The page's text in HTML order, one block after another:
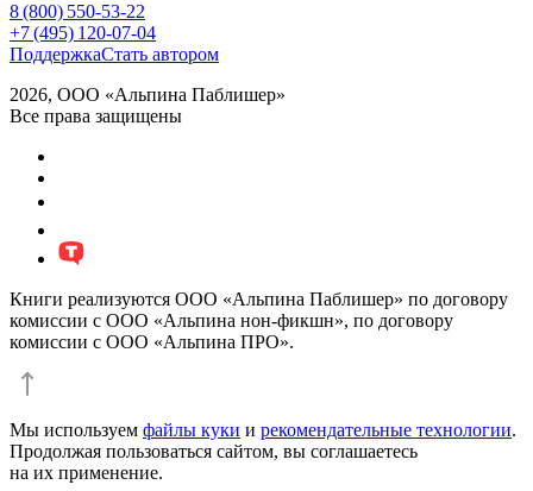
8 (800) 550-53-22
+7 (495) 120-07-04
ПоддержкаСтать автором
2026, ООО «Альпина Паблишер»
Все права защищены
Книги реализуются ООО «Альпина Паблишер» по договору
комиссии с ООО «Альпина нон-фикшн», по договору
комиссии с ООО «Альпина ПРО».
Мы используем файлы куки и рекомендательные технологии.
Продолжая пользоваться сайтом, вы соглашаетесь
на их применение.